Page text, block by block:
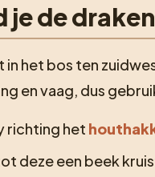
je de
in het bos ten
en vaag, dus
richting het
deze een beek